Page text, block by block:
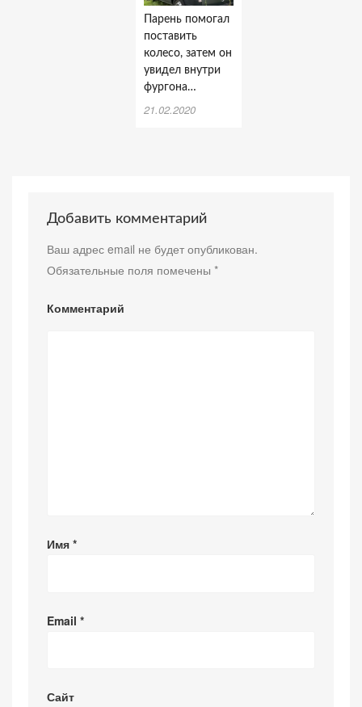
Парень помогал
поставить
колесо, затем он
увидел внутри
фургона…
21.02.2020
Добавить комментарий
Ваш адрес email не будет опубликован.
Обязательные поля помечены *
Комментарий
Имя *
Email *
Сайт